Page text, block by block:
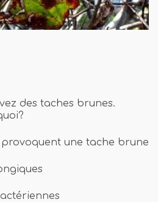
des taches brunes.
provoquent une tache brune